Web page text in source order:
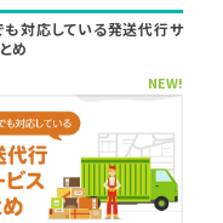
対応している発送代行サ
め
NEW!